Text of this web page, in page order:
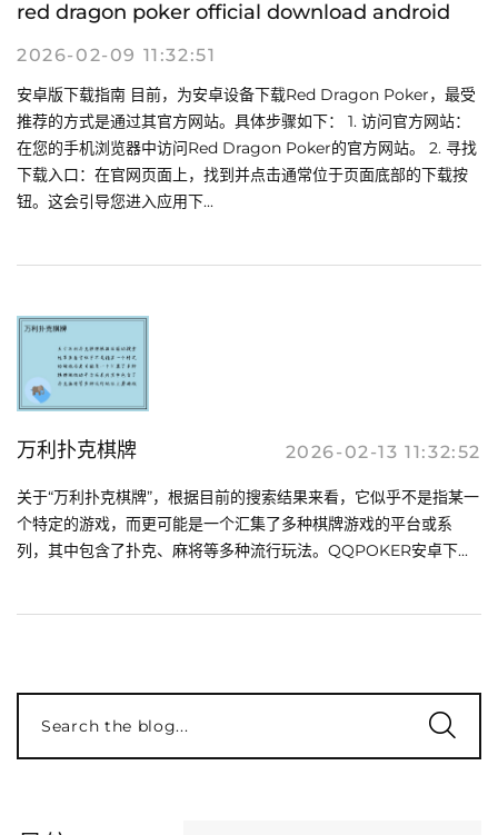
red dragon poker official download android
2026-02-09 11:32:51
安卓版下载指南 目前，为安卓设备下载Red Dragon Poker，最受
推荐的方式是通过其官方网站。具体步骤如下： 1. 访问官方网站：
在您的手机浏览器中访问Red Dragon Poker的官方网站。 2. 寻找
下载入口：在官网页面上，找到并点击通常位于页面底部的下载按
钮。这会引导您进入应用下...
万利扑克棋牌 2026-02-13 11:32:52
关于“万利扑克棋牌”，根据目前的搜索结果来看，它似乎不是指某一
个特定的游戏，而更可能是一个汇集了多种棋牌游戏的平台或系
列，其中包含了扑克、麻将等多种流行玩法。QQPOKER安卓下...
Search the blog...